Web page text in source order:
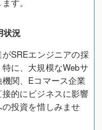
す。
状況
SREエンジニアの採
に、大規模なWebサ
関、Eコマース企業
的にビジネスに影響
投資を惜しみませ